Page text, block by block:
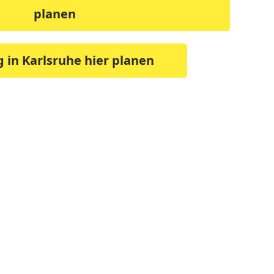
planen
in Karlsruhe hier planen